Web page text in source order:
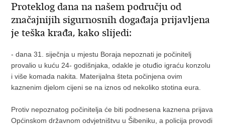
Proteklog dana na našem području od
značajnijih sigurnosnih događaja prijavljena
je teška krađa, kako slijedi:
- dana 31. siječnja u mjestu Boraja nepoznati je počinitelj
provalio u kuću 24- godišnjaka, odakle je otuđio igraću konzolu
i više komada nakita. Materijalna šteta počinjena ovim
kaznenim djelom cijeni se na iznos od nekoliko stotina eura.
Protiv nepoznatog počinitelja će biti podnesena kaznena prijava
Općinskom državnom odvjetništvu u Šibeniku, a policija provodi